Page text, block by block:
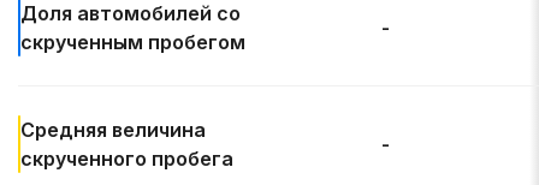
Доля автомобилей со
скрученным пробегом
-
Средняя величина
скрученного пробега
-